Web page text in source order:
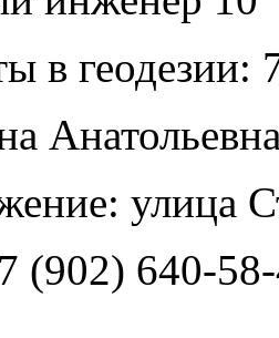
в геодезии:
улица
(902) 640-